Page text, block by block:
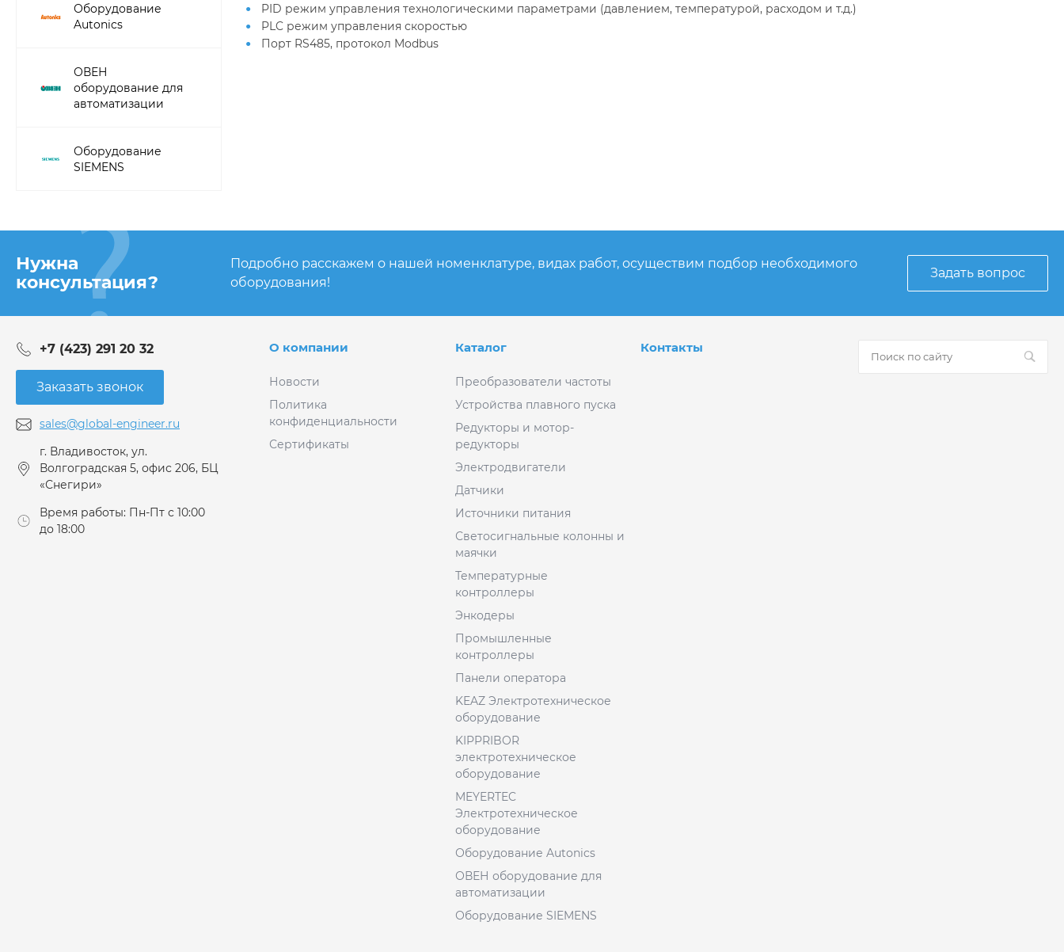
Оборудование
Autonics
ОВЕН
оборудование для
автоматизации
Оборудование
SIEMENS
PID режим управления технологическими параметрами (давлением, температурой, расходом и т.д.)
PLC режим управления скоростью
Порт RS485, протокол Modbus
Нужна
консультация?
Подробно расскажем о нашей номенклатуре, видах работ, осуществим подбор необходимого
оборудования!
Задать вопрос
+7 (423) 291 20 32
Заказать звонок
sales@global-engineer.ru
г. Владивосток, ул.
Волгоградская 5, офис 206, БЦ
«Снегири»
Время работы: Пн-Пт с 10:00
до 18:00
О компании
Новости
Политика
конфиденциальности
Сертификаты
Каталог
Преобразователи частоты
Устройства плавного пуска
Редукторы и мотор-
редукторы
Электродвигатели
Датчики
Источники питания
Светосигнальные колонны и
маячки
Температурные
контроллеры
Энкодеры
Промышленные
контроллеры
Панели оператора
KEAZ Электротехническое
оборудование
KIPPRIBOR
электротехническое
оборудование
MEYERTEC
Электротехническое
оборудование
Оборудование Autonics
ОВЕН оборудование для
автоматизации
Оборудование SIEMENS
Контакты